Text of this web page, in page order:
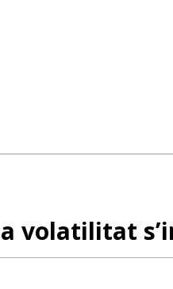
volatilitat